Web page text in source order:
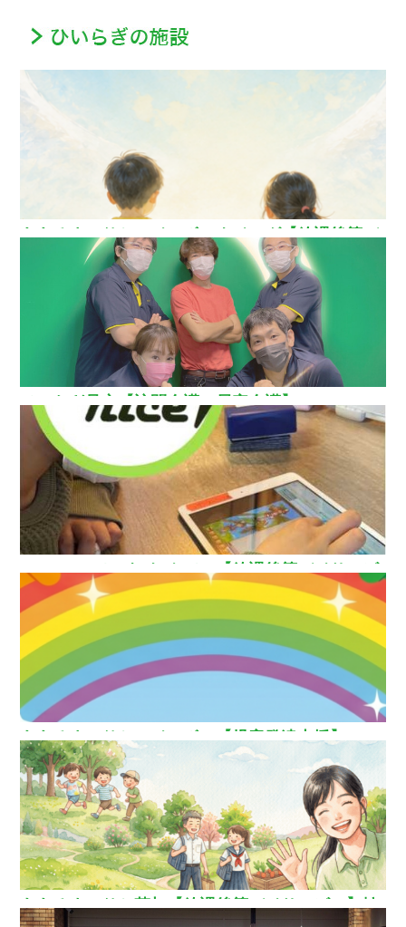
ああるまつりかレインボーウイング【放課後等デ
イサービス】
ひいらぎ足立【訪問介護・居宅介護】
How nice（ハウ ナイス）!【放課後等デイサービ
ス】
ああるまつりかレインボー【児童発達支援】
ああるまつりか草加【放課後等デイサービス】埼